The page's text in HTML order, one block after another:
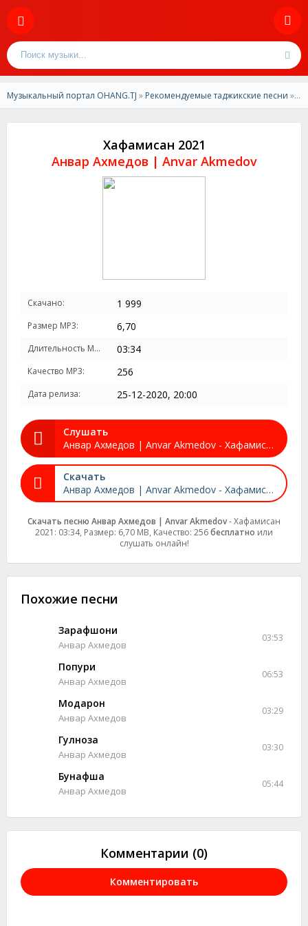
Музыкальный портал OHANG.TJ » Рекомендуемые таджикские песни » Анвар Ахмедов-Хафамисан 2021
Хафамисан 2021
Анвар Ахмедов | Anvar Akmedov
Скачано: 1 999
Размер MP3: 6,70
Длительность MP3: 03:34
Качество MP3: 256
Дата релиза: 25-12-2020, 20:00
Слушать
Анвар Ахмедов | Anvar Akmedov - Хафамисан 2021
Скачать
Анвар Ахмедов | Anvar Akmedov - Хафамисан 2021
Скачать песню Анвар Ахмедов | Anvar Akmedov- Хафамисан
2021: 03:34, Размер: 6,70 MB, Качество: 256бесплатно или
слушать онлайн!
Похожие песни
Зарафшони
Анвар Ахмедов
03:53
Попури
Анвар Ахмедов
06:53
Модарон
Анвар Ахмедов
03:29
Гулноза
Анвар Ахмедов
03:30
Бунафша
Анвар Ахмедов
05:44
Комментарии (0)
Комментировать